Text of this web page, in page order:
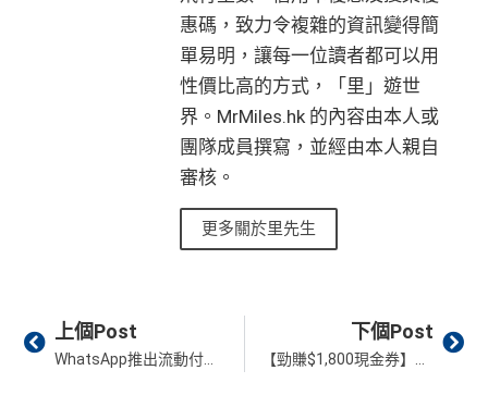
惠碼，致力令複雜的資訊變得簡
單易明，讓每一位讀者都可以用
性價比高的方式，「里」遊世
界。MrMiles.hk 的內容由本人或
團隊成員撰寫，並經由本人親自
審核。
更多關於里先生
Prev
上個Post 下個Post